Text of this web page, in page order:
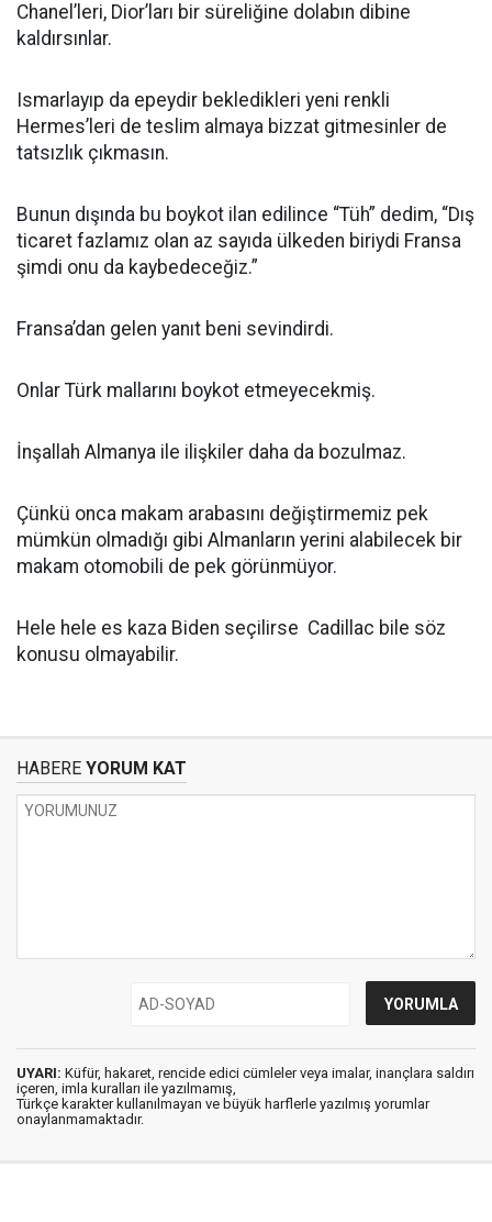
Chanel’leri, Dior’ları bir süreliğine dolabın dibine
kaldırsınlar.
Ismarlayıp da epeydir bekledikleri yeni renkli
Hermes’leri de teslim almaya bizzat gitmesinler de
tatsızlık çıkmasın.
Bunun dışında bu boykot ilan edilince “Tüh” dedim, “Dış
ticaret fazlamız olan az sayıda ülkeden biriydi Fransa
şimdi onu da kaybedeceğiz.”
Fransa’dan gelen yanıt beni sevindirdi.
Onlar Türk mallarını boykot etmeyecekmiş.
İnşallah Almanya ile ilişkiler daha da bozulmaz.
Çünkü onca makam arabasını değiştirmemiz pek
mümkün olmadığı gibi Almanların yerini alabilecek bir
makam otomobili de pek görünmüyor.
Hele hele es kaza Biden seçilirse Cadillac bile söz
konusu olmayabilir.
HABERE YORUM KAT
UYARI: Küfür, hakaret, rencide edici cümleler veya imalar, inançlara saldırı
içeren, imla kuralları ile yazılmamış,
Türkçe karakter kullanılmayan ve büyük harflerle yazılmış yorumlar
onaylanmamaktadır.